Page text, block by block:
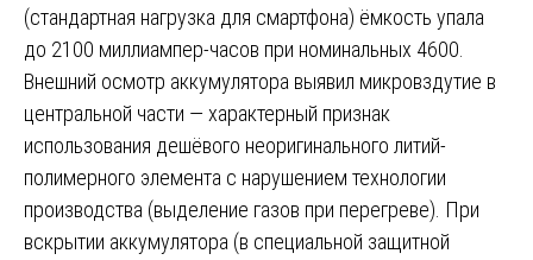
(стандартная нагрузка для смартфона) ёмкость упала
до 2100 миллиампер-часов при номинальных 4600.
Внешний осмотр аккумулятора выявил микровздутие в
центральной части — характерный признак
использования дешёвого неоригинального литий-
полимерного элемента с нарушением технологии
производства (выделение газов при перегреве). При
вскрытии аккумулятора (в специальной защитной